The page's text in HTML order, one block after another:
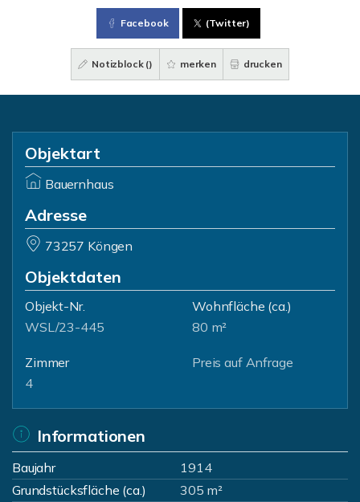
Facebook (Twitter)
Notizblock () merken drucken
Objektart
Bauernhaus
Adresse
73257 Köngen
Objektdaten
Objekt-Nr.
WSL/23-445
Wohnfläche (ca.)
80 m²
Zimmer
4
Preis auf Anfrage
Informationen
Baujahr
1914
Grundstücksfläche (ca.)
305 m²